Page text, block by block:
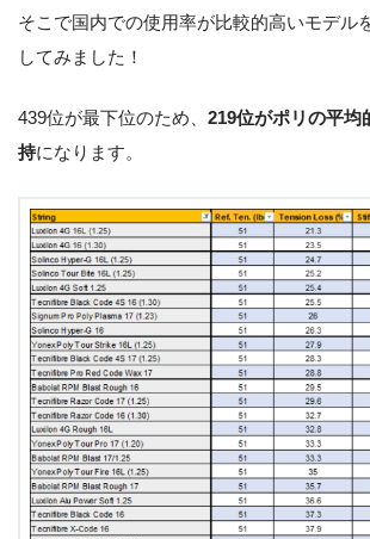
そこで国内での使用率が比較的高いモデル
してみました！
439位が最下位のため、 219位がポリの平均
持になります。